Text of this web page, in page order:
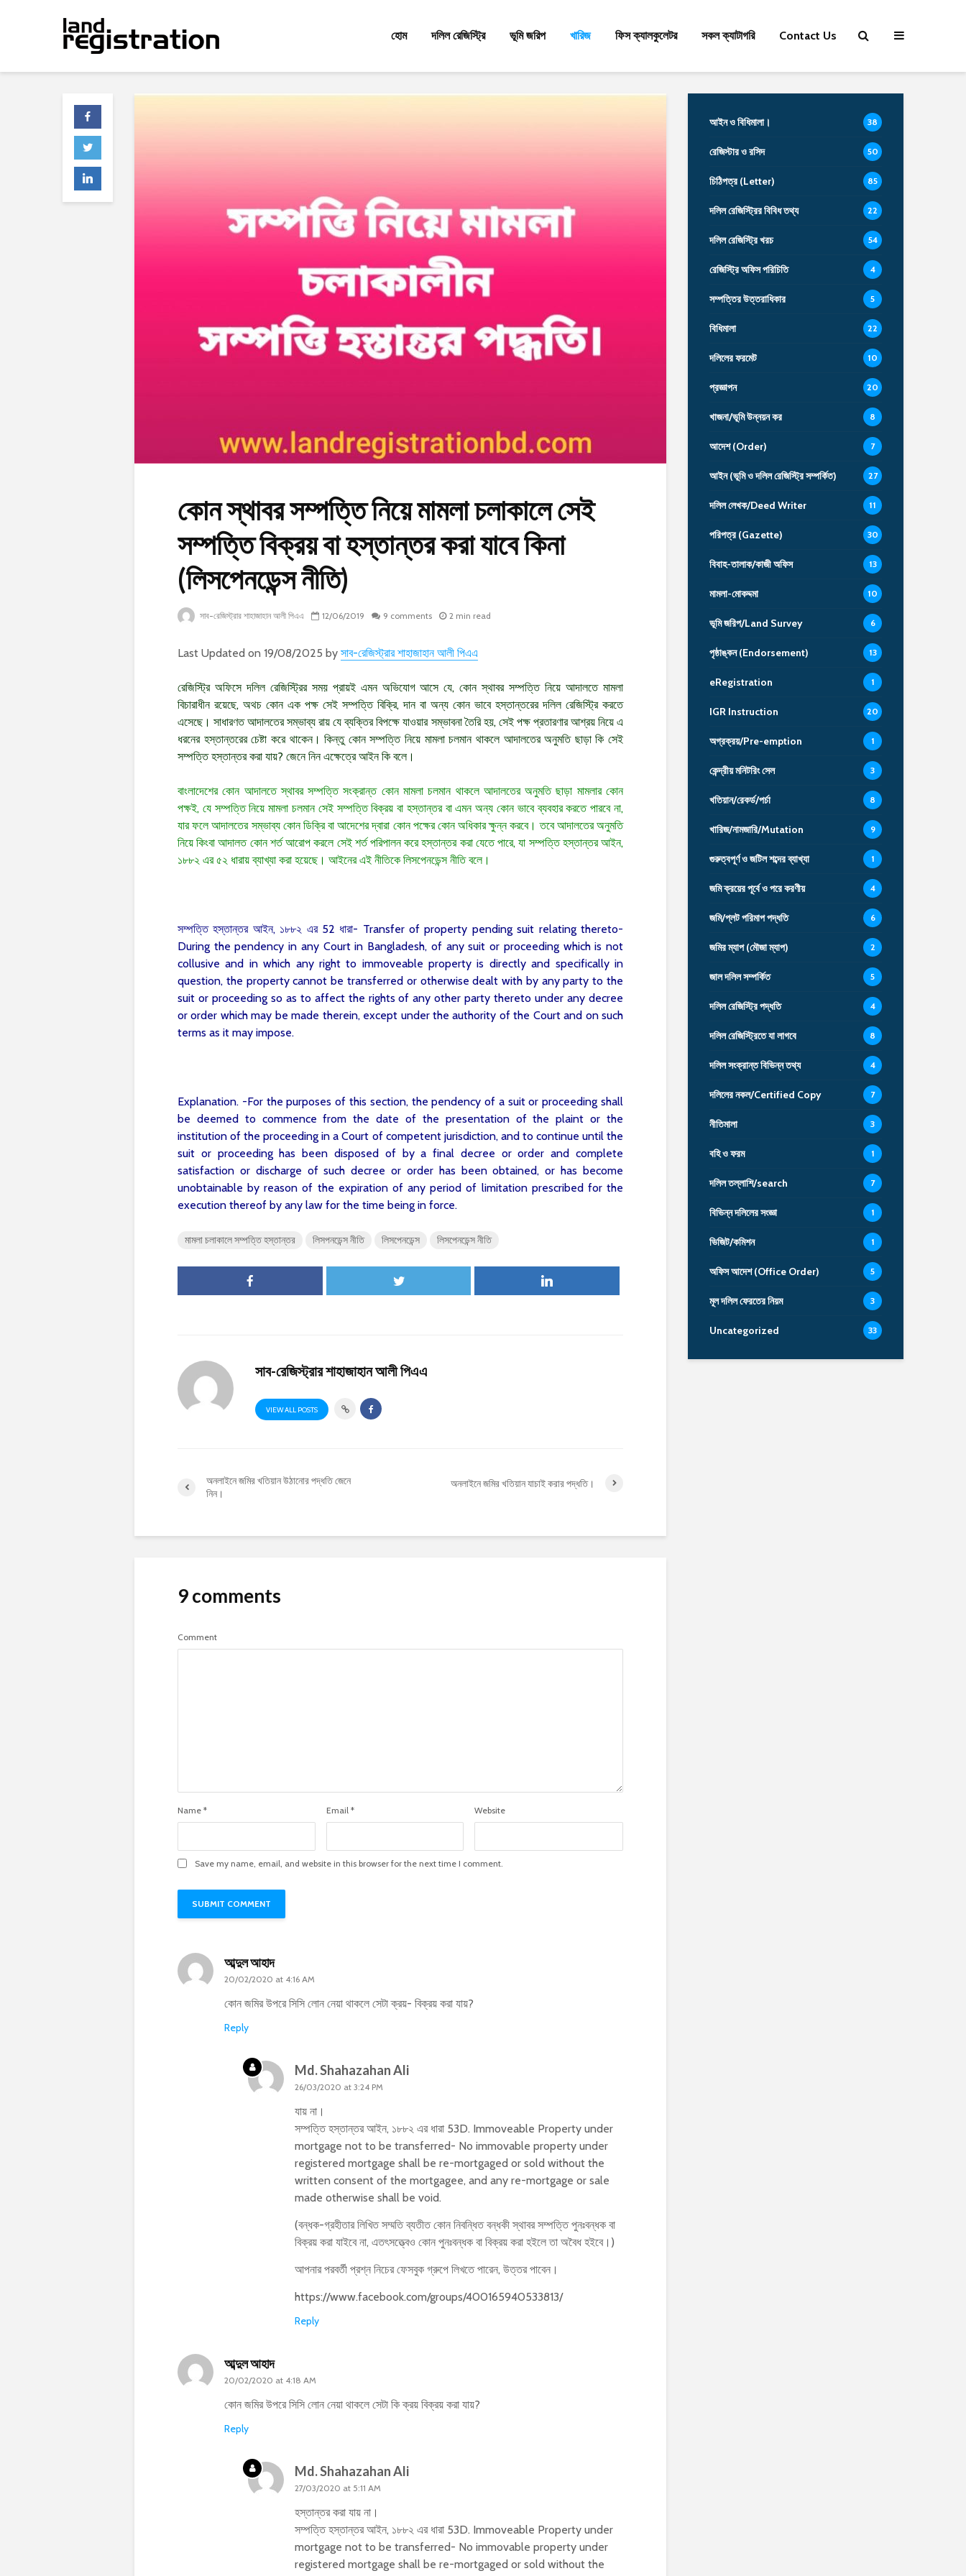
হোম দলিল রেজিস্ট্রি ভূমি জরিপ খারিজ ফিস ক্যালকুলেটর সকল ক্যাটাগরি Contact Us
কোন স্থাবর সম্পত্তি নিয়ে মামলা চলাকালে সেই
সম্পত্তি বিক্রয় বা হস্তান্তর করা যাবে কিনা
(লিসপেনডেন্স নীতি)
সাব-রেজিস্ট্রার শাহাজাহান আলী পিএএ 12/06/2019 9 comments 2 min read
Last Updated on 19/08/2025 by সাব-রেজিস্ট্রার শাহাজাহান আলী পিএএ
রেজিস্ট্রি অফিসে দলিল রেজিস্ট্রির সময় প্রায়ই এমন অভিযোগ আসে যে, কোন স্থাবর সম্পত্তি নিয়ে আদালতে মামলা
বিচারাধীন রয়েছে, অথচ কোন এক পক্ষ সেই সম্পত্তি বিক্রি, দান বা অন্য কোন ভাবে হস্তান্তরের দলিল রেজিস্ট্রি করতে
এসেছে। সাধারণত আদালতের সম্ভাব্য রায় যে ব্যক্তির বিপক্ষে যাওয়ার সম্ভাবনা তৈরি হয়, সেই পক্ষ প্রতারণার আশ্রয় নিয়ে এ
ধরনের হস্তান্তরের চেষ্টা করে থাকেন। কিন্তু কোন সম্পত্তি নিয়ে মামলা চলমান থাকলে আদালতের অনুমতি ছাড়া কি সেই
সম্পত্তি হস্তান্তর করা যায়? জেনে নিন এক্ষেত্রে আইন কি বলে।
বাংলাদেশের কোন আদালতে স্থাবর সম্পত্তি সংক্রান্ত কোন মামলা চলমান থাকলে আদালতের অনুমতি ছাড়া মামলার কোন
পক্ষই, যে সম্পত্তি নিয়ে মামলা চলমান সেই সম্পত্তি বিক্রয় বা হস্তান্তর বা এমন অন্য কোন ভাবে ব্যবহার করতে পারবে না,
যার ফলে আদালতের সম্ভাব্য কোন ডিক্রি বা আদেশের দ্বারা কোন পক্ষের কোন অধিকার ক্ষুন্ন করবে। তবে আদালতের অনুমতি
নিয়ে কিংবা আদালত কোন শর্ত আরোপ করলে সেই শর্ত পরিপালন করে হস্তান্তর করা যেতে পারে, যা সম্পত্তি হস্তান্তর আইন,
১৮৮২ এর ৫২ ধারায় ব্যাখ্যা করা হয়েছে। আইনের এই নীতিকে লিসপেনডেন্স নীতি বলে।
সম্পত্তি হস্তান্তর আইন, ১৮৮২ এর 52 ধারা- Transfer of property pending suit relating thereto-
During the pendency in any Court in Bangladesh, of any suit or proceeding which is not
collusive and in which any right to immoveable property is directly and specifically in
question, the property cannot be transferred or otherwise dealt with by any party to the
suit or proceeding so as to affect the rights of any other party thereto under any decree
or order which may be made therein, except under the authority of the Court and on such
terms as it may impose.
Explanation. -For the purposes of this section, the pendency of a suit or proceeding shall
be deemed to commence from the date of the presentation of the plaint or the
institution of the proceeding in a Court of competent jurisdiction, and to continue until the
suit or proceeding has been disposed of by a final decree or order and complete
satisfaction or discharge of such decree or order has been obtained, or has become
unobtainable by reason of the expiration of any period of limitation prescribed for the
execution thereof by any law for the time being in force.
মামলা চলাকালে সম্পত্তি হস্তান্তর লিসপনডেন্স নীতি লিসপেনডেন্স লিসপেনডেন্স নীতি
সাব-রেজিস্ট্রার শাহাজাহান আলী পিএএ
VIEW ALL POSTS
অনলাইনে জমির খতিয়ান উঠানোর পদ্ধতি জেনে
নিন।
অনলাইনে জমির খতিয়ান যাচাই করার পদ্ধতি।
9 comments
Comment
Name * Email * Website
Save my name, email, and website in this browser for the next time I comment.
আব্দুল আহাদ
20/02/2020 at 4:16 AM
কোন জমির উপরে সিসি লোন নেয়া থাকলে সেটা ক্রয়- বিক্রয় করা যায়?
Reply
Md. Shahazahan Ali
26/03/2020 at 3:24 PM
যায় না।
সম্পত্তি হস্তান্তর আইন, ১৮৮২ এর ধারা 53D. Immoveable Property under
mortgage not to be transferred- No immovable property under
registered mortgage shall be re-mortgaged or sold without the
written consent of the mortgagee, and any re-mortgage or sale
made otherwise shall be void.
(বন্ধক-গ্রহীতার লিখিত সম্মতি ব্যতীত কোন নিবন্ধিত বন্ধকী স্থাবর সম্পত্তি পুনঃবন্ধক বা
বিক্রয় করা যাইবে না, এতৎসত্ত্বেও কোন পুনঃবন্ধক বা বিক্রয় করা হইলে তা অবৈধ হইবে।)
আপনার পরবর্তী প্রশ্ন নিচের ফেসবুক গ্রুপে লিখতে পারেন, উত্তর পাবেন।
https://www.facebook.com/groups/400165940533813/
Reply
আব্দুল আহাদ
20/02/2020 at 4:18 AM
কোন জমির উপরে সিসি লোন নেয়া থাকলে সেটা কি ক্রয় বিক্রয় করা যায়?
Reply
Md. Shahazahan Ali
27/03/2020 at 5:11 AM
হস্তান্তর করা যায় না।
সম্পত্তি হস্তান্তর আইন, ১৮৮২ এর ধারা 53D. Immoveable Property under
mortgage not to be transferred- No immovable property under
registered mortgage shall be re-mortgaged or sold without the
আইন ও বিধিমালা। 38
রেজিস্টার ও রসিদ 50
চিঠিপত্র (Letter) 85
দলিল রেজিস্ট্রির বিবিধ তথ্য 22
দলিল রেজিস্ট্রি খরচ 54
রেজিস্ট্রি অফিস পরিচিতি 4
সম্পত্তির উত্তরাধিকার 5
বিধিমালা 22
দলিলের ফরমেট 10
প্রজ্ঞাপন 20
খাজনা/ভূমি উন্নয়ন কর 8
আদেশ (Order) 7
আইন (ভূমি ও দলিল রেজিস্ট্রি সম্পর্কিত) 27
দলিল লেখক/Deed Writer 11
পরিপত্র (Gazette) 30
বিবাহ-তালাক/কাজী অফিস 13
মামলা-মোকদ্দমা 10
ভূমি জরিপ/Land Survey 6
পৃষ্ঠাঙ্কন (Endorsement) 13
eRegistration 1
IGR Instruction 20
অগ্রক্রয়/Pre-emption 1
কেন্দ্রীয় মনিটরিং সেল 3
খতিয়ান/রেকর্ড/পর্চা 8
খারিজ/নামজারি/Mutation 9
গুরুত্বপূর্ণ ও জটিল শব্দের ব্যাখ্যা 1
জমি ক্রয়ের পূর্বে ও পরে করণীয় 4
জমি/প্লট পরিমাপ পদ্ধতি 6
জমির ম্যাপ (মৌজা ম্যাপ) 2
জাল দলিল সম্পর্কিত 5
দলিল রেজিস্ট্রি পদ্ধতি 4
দলিল রেজিস্ট্রিতে যা লাগবে 8
দলিল সংক্রান্ত বিভিন্ন তথ্য 4
দলিলের নকল/Certified Copy 7
নীতিমালা 3
বহি ও ফরম 1
দলিল তল্লাশি/search 7
বিভিন্ন দলিলের সংজ্ঞা 1
ভিজিট/কমিশন 1
অফিস আদেশ (Office Order) 5
মূল দলিল ফেরতের নিয়ম 3
Uncategorized 33